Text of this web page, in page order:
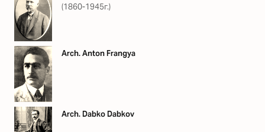
(1860-1945г.)
Arch. Anton Frangya
Arch. Dabko Dabkov